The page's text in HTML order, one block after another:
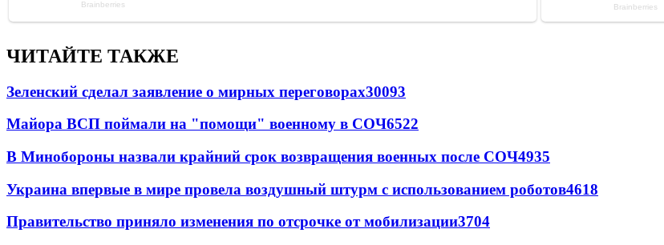
ЧИТАЙТЕ ТАКЖЕ
Зеленский сделал заявление о мирных переговорах30093
Майора ВСП поймали на "помощи" военному в СОЧ6522
В Минобороны назвали крайний срок возвращения военных после СОЧ4935
Украина впервые в мире провела воздушный штурм с использованием роботов4618
Правительство приняло изменения по отсрочке от мобилизации3704